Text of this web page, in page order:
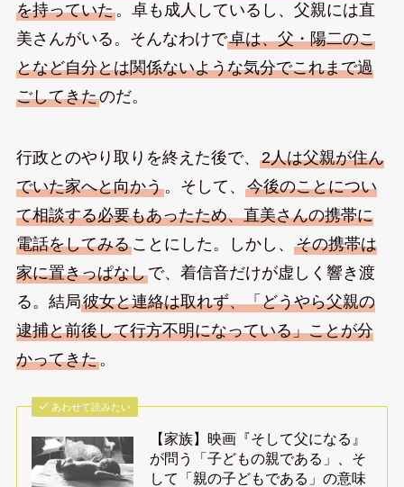
を持っていた。卓も成人しているし、父親には直
美さんがいる。そんなわけで卓は、父・陽二のこ
となど自分とは関係ないような気分でこれまで過
ごしてきたのだ。
行政とのやり取りを終えた後で、 2人は父親が住ん
でいた家へと向かう。そして、 今後のことについ
て相談する必要もあったため、直美さんの携帯に
電話をしてみることにした。しかし、 その携帯は
家に置きっぱなしで、着信音だけが虚しく響き渡
る。結局彼女と連絡は取れず、「どうやら父親の
逮捕と前後して行方不明になっている」ことが分
かってきた。
あわせて読みたい
【家族】映画『そして父になる』
が問う「子どもの親である」、そ
して「親の子どもである」の意味